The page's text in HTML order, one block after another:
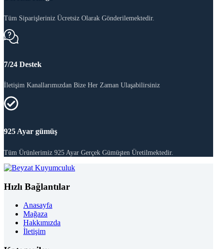
Tüm Siparişleriniz Ücretsiz Olarak Gönderilemektedir.
7/24 Destek
İletişim Kanallarımızdan Bize Her Zaman Ulaşabilirsiniz
925 Ayar gümüş
Tüm Ürünlerimiz 925 Ayar Gerçek Gümüşten Üretilmektedir.
Hızlı Bağlantılar
Anasayfa
Mağaza
Hakkımızda
İletişim